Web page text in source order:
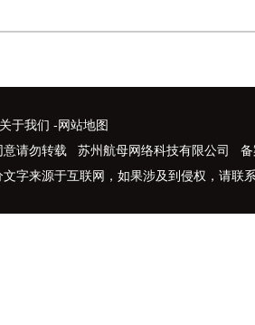
关于我们 -网站地图
意请勿转载 苏州航母网络科技有限公司 备
文字来源于互联网，如果涉及到侵权，请联